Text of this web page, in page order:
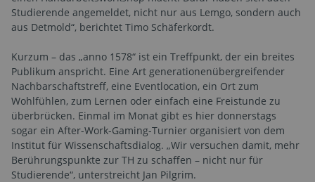
Studierende angemeldet, nicht nur aus Lemgo, sondern auch
aus Detmold“, berichtet Timo Schäferkordt.
Kurzum – das „anno 1578“ ist ein Treffpunkt, der ein breites
Publikum anspricht. Eine Art generationenübergreifender
Nachbarschaftstreff, eine Eventlocation, ein Ort zum
Wohlfühlen, zum Lernen oder einfach eine Freistunde zu
überbrücken. Einmal im Monat gibt es hier donnerstags
sogar ein After-Work-Gaming-Turnier organisiert von dem
Institut für Wissenschaftsdialog. „Wir versuchen damit, mehr
Berührungspunkte zur TH zu schaffen – nicht nur für
Studierende“, unterstreicht Jan Pilgrim.